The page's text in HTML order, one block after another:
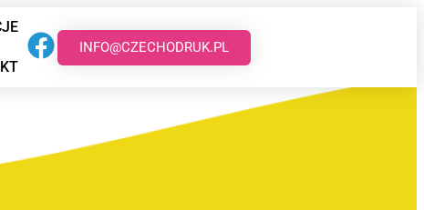
INFO@CZECHODRUK.PL